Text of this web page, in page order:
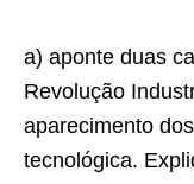
a) aponte duas
Revolução
aparecimento
tecnológica.